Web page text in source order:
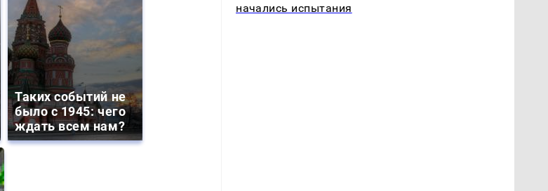
Таких событий не
было с 1945: чего
ждать всем нам?
начались испытания